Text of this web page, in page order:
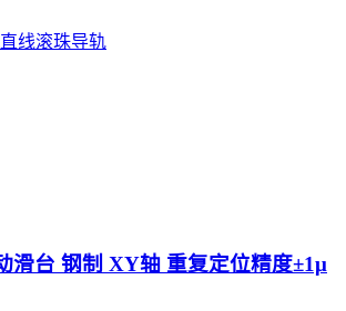
线滚珠导轨
滑台 钢制 XY轴 重复定位精度±1μ